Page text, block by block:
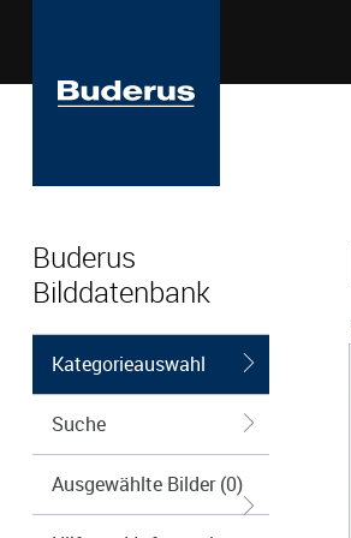
Buderus
Bilddatenbank
Kategorieauswahl
Suche
Ausgewählte Bilder (0)